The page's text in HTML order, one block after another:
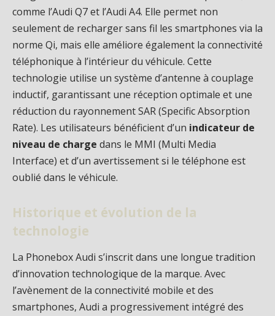
comme l’Audi Q7 et l’Audi A4. Elle permet non
seulement de recharger sans fil les smartphones via la
norme Qi, mais elle améliore également la connectivité
téléphonique à l’intérieur du véhicule. Cette
technologie utilise un système d’antenne à couplage
inductif, garantissant une réception optimale et une
réduction du rayonnement SAR (Specific Absorption
Rate). Les utilisateurs bénéficient d’un indicateur de
niveau de charge dans le MMI (Multi Media
Interface) et d’un avertissement si le téléphone est
oublié dans le véhicule.
Historique et évolution de la
technologie
La Phonebox Audi s’inscrit dans une longue tradition
d’innovation technologique de la marque. Avec
l’avènement de la connectivité mobile et des
smartphones, Audi a progressivement intégré des